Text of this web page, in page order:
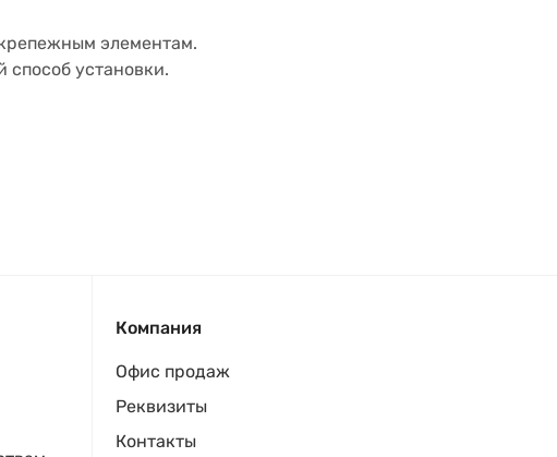
элементам.
способ установки.
Компания
Офис продаж
Реквизиты
Контакты